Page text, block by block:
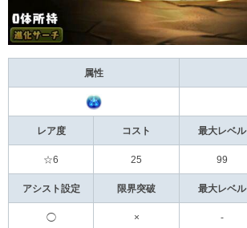
属性
レア度 コスト 最大レベル
☆6 25 99
アシスト設定 限界突破 最大レベル
◯ × -